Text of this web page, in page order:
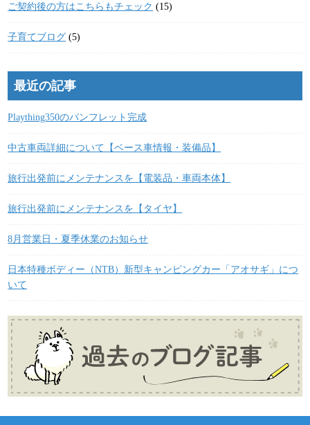
ご契約後の方はこちらもチェック (15)
子育てブログ (5)
最近の記事
Plaything350のパンフレット完成
中古車両詳細について【ベース車情報・装備品】
旅行出発前にメンテナンスを【電装品・車両本体】
旅行出発前にメンテナンスを【タイヤ】
8月営業日・夏季休業のお知らせ
日本特種ボディー（NTB）新型キャンピングカー「アオサギ」につ
いて